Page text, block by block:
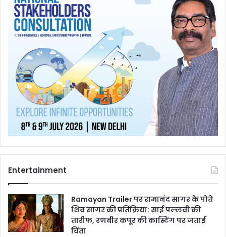
Entertainment
Ramayan Trailer पर रामानंद सागर के पोते
शिव सागर की प्रतिक्रिया: साई पल्लवी की
तारीफ, रणबीर कपूर की कास्टिंग पर जताई
चिंता